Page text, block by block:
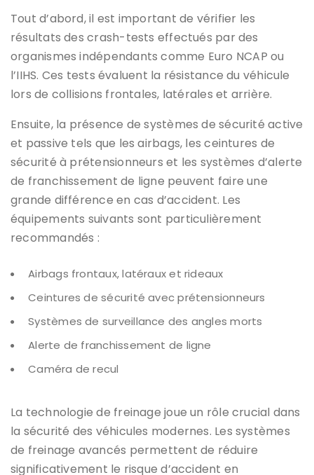
Tout d’abord, il est important de vérifier les
résultats des crash-tests effectués par des
organismes indépendants comme Euro NCAP ou
l’IIHS. Ces tests évaluent la résistance du véhicule
lors de collisions frontales, latérales et arrière.
Ensuite, la présence de systèmes de sécurité active
et passive tels que les airbags, les ceintures de
sécurité à prétensionneurs et les systèmes d’alerte
de franchissement de ligne peuvent faire une
grande différence en cas d’accident. Les
équipements suivants sont particulièrement
recommandés :
Airbags frontaux, latéraux et rideaux
Ceintures de sécurité avec prétensionneurs
Systèmes de surveillance des angles morts
Alerte de franchissement de ligne
Caméra de recul
La technologie de freinage joue un rôle crucial dans
la sécurité des véhicules modernes. Les systèmes
de freinage avancés permettent de réduire
significativement le risque d’accident en